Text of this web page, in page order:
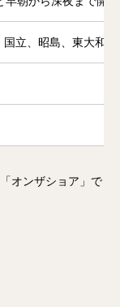
立、昭島、東大和
オンザショア」で